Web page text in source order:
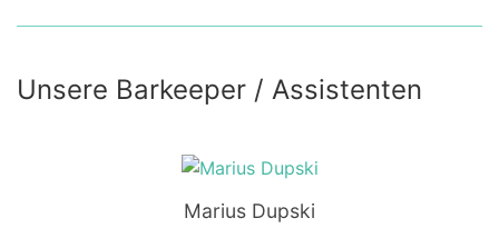
Unsere Barkeeper / Assistenten
Marius Dupski